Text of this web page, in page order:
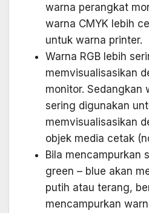
warna perangkat
warna CMYK lebih
untuk warna printer.
Warna RGB lebih
memvisualisasikan
monitor. Sedangkan
sering digunakan
memvisualisasikan
objek media cetak
Bila mencampurkan
green – blue akan
putih atau terang,
mencampurkan